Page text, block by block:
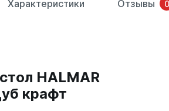
Характеристики Отзывы 0
HALMAR
крафт